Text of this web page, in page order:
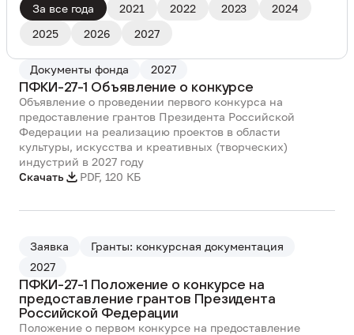
За все года 2021 2022 2023
2024
2025
2026 2027
Документы фонда 2027
ПФКИ-27-1 Объявление о конкурсе
Объявление о проведении первого конкурса на
предоставление грантов Президента Российской
Федерации на реализацию проектов в области
культуры, искусства и креативных (творческих)
индустрий в 2027 году
Скачать
PDF, 120 КБ
Заявка
Гранты: конкурсная документация
2027
ПФКИ-27-1 Положение о конкурсе на
предоставление грантов Президента
Российской Федерации
Положение о первом конкурсе на предоставление